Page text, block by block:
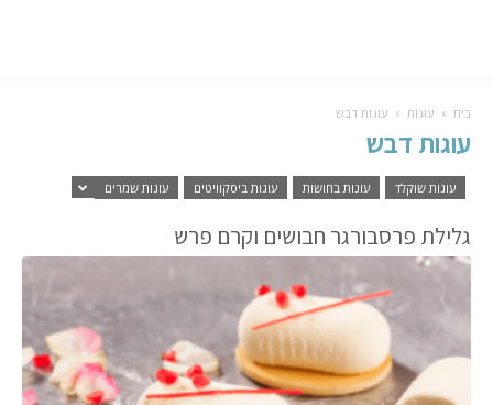
בית עוגות עוגות דבש
עוגות דבש
עוגות שוקלד עוגות בחושות עוגות ביסקוויטים עוגות שמרים
גלילת פרסבורגר חבושים וקרם פרש